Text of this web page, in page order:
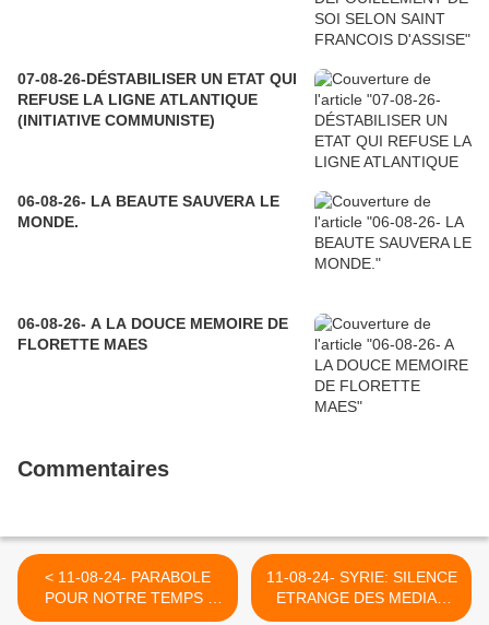
07-08-26-DÉSTABILISER UN ETAT QUI
REFUSE LA LIGNE ATLANTIQUE
(INITIATIVE COMMUNISTE)
06-08-26- LA BEAUTE SAUVERA LE
MONDE.
06-08-26- A LA DOUCE MEMOIRE DE
FLORETTE MAES
Commentaires
< 11-08-24- PARABOLE
POUR NOTRE TEMPS :
"LE RICHE ET LE PAUVRE
11-08-24- SYRIE: SILENCE
ETRANGE DES MEDIAS
FRANCAIS -UN BELGE